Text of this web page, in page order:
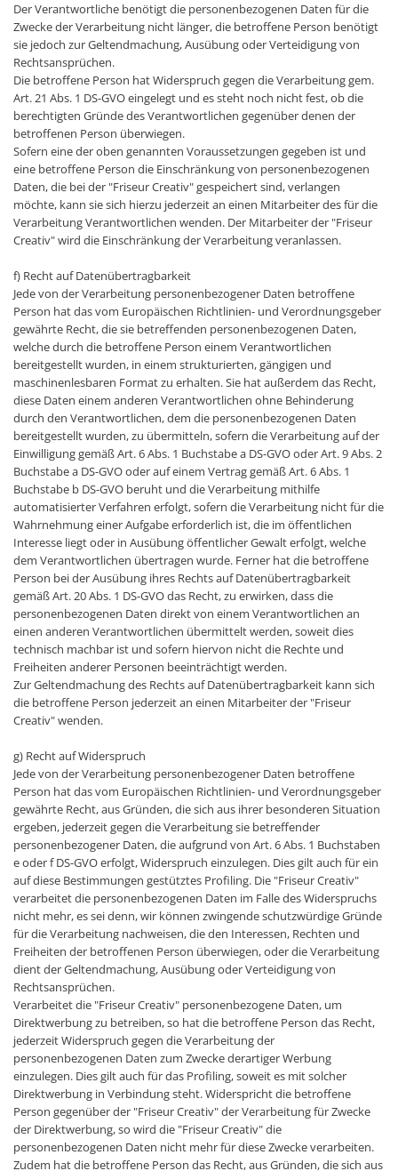
Der Verantwortliche benötigt die personenbezogenen Daten für die
Zwecke der Verarbeitung nicht länger, die betroffene Person benötigt
sie jedoch zur Geltendmachung, Ausübung oder Verteidigung von
Rechtsansprüchen.
Die betroffene Person hat Widerspruch gegen die Verarbeitung gem.
Art. 21 Abs. 1 DS-GVO eingelegt und es steht noch nicht fest, ob die
berechtigten Gründe des Verantwortlichen gegenüber denen der
betroffenen Person überwiegen.
Sofern eine der oben genannten Voraussetzungen gegeben ist und
eine betroffene Person die Einschränkung von personenbezogenen
Daten, die bei der "Friseur Creativ" gespeichert sind, verlangen
möchte, kann sie sich hierzu jederzeit an einen Mitarbeiter des für die
Verarbeitung Verantwortlichen wenden. Der Mitarbeiter der "Friseur
Creativ" wird die Einschränkung der Verarbeitung veranlassen.
f) Recht auf Datenübertragbarkeit
Jede von der Verarbeitung personenbezogener Daten betroffene
Person hat das vom Europäischen Richtlinien- und Verordnungsgeber
gewährte Recht, die sie betreffenden personenbezogenen Daten,
welche durch die betroffene Person einem Verantwortlichen
bereitgestellt wurden, in einem strukturierten, gängigen und
maschinenlesbaren Format zu erhalten. Sie hat außerdem das Recht,
diese Daten einem anderen Verantwortlichen ohne Behinderung
durch den Verantwortlichen, dem die personenbezogenen Daten
bereitgestellt wurden, zu übermitteln, sofern die Verarbeitung auf der
Einwilligung gemäß Art. 6 Abs. 1 Buchstabe a DS-GVO oder Art. 9 Abs. 2
Buchstabe a DS-GVO oder auf einem Vertrag gemäß Art. 6 Abs. 1
Buchstabe b DS-GVO beruht und die Verarbeitung mithilfe
automatisierter Verfahren erfolgt, sofern die Verarbeitung nicht für die
Wahrnehmung einer Aufgabe erforderlich ist, die im öffentlichen
Interesse liegt oder in Ausübung öffentlicher Gewalt erfolgt, welche
dem Verantwortlichen übertragen wurde. Ferner hat die betroffene
Person bei der Ausübung ihres Rechts auf Datenübertragbarkeit
gemäß Art. 20 Abs. 1 DS-GVO das Recht, zu erwirken, dass die
personenbezogenen Daten direkt von einem Verantwortlichen an
einen anderen Verantwortlichen übermittelt werden, soweit dies
technisch machbar ist und sofern hiervon nicht die Rechte und
Freiheiten anderer Personen beeinträchtigt werden.
Zur Geltendmachung des Rechts auf Datenübertragbarkeit kann sich
die betroffene Person jederzeit an einen Mitarbeiter der "Friseur
Creativ" wenden.
g) Recht auf Widerspruch
Jede von der Verarbeitung personenbezogener Daten betroffene
Person hat das vom Europäischen Richtlinien- und Verordnungsgeber
gewährte Recht, aus Gründen, die sich aus ihrer besonderen Situation
ergeben, jederzeit gegen die Verarbeitung sie betreffender
personenbezogener Daten, die aufgrund von Art. 6 Abs. 1 Buchstaben
e oder f DS-GVO erfolgt, Widerspruch einzulegen. Dies gilt auch für ein
auf diese Bestimmungen gestütztes Profiling. Die "Friseur Creativ"
verarbeitet die personenbezogenen Daten im Falle des Widerspruchs
nicht mehr, es sei denn, wir können zwingende schutzwürdige Gründe
für die Verarbeitung nachweisen, die den Interessen, Rechten und
Freiheiten der betroffenen Person überwiegen, oder die Verarbeitung
dient der Geltendmachung, Ausübung oder Verteidigung von
Rechtsansprüchen.
Verarbeitet die "Friseur Creativ" personenbezogene Daten, um
Direktwerbung zu betreiben, so hat die betroffene Person das Recht,
jederzeit Widerspruch gegen die Verarbeitung der
personenbezogenen Daten zum Zwecke derartiger Werbung
einzulegen. Dies gilt auch für das Profiling, soweit es mit solcher
Direktwerbung in Verbindung steht. Widerspricht die betroffene
Person gegenüber der "Friseur Creativ" der Verarbeitung für Zwecke
der Direktwerbung, so wird die "Friseur Creativ" die
personenbezogenen Daten nicht mehr für diese Zwecke verarbeiten.
Zudem hat die betroffene Person das Recht, aus Gründen, die sich aus